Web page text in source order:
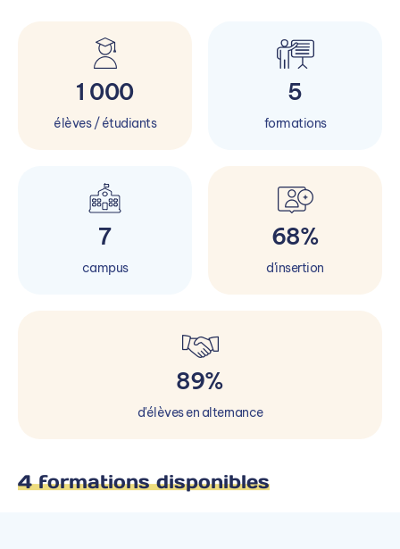
1 000
élèves / étudiants
5
formations
7
campus
68%
d'insertion
89%
d'élèves en alternance
4 formations disponibles